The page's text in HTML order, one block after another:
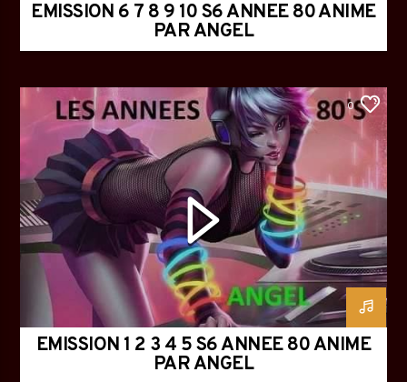
EMISSION 6 7 8 9 10 S6 ANNEE 80 ANIME
PAR ANGEL
0
EMISSION 1 2 3 4 5 S6 ANNEE 80 ANIME
PAR ANGEL